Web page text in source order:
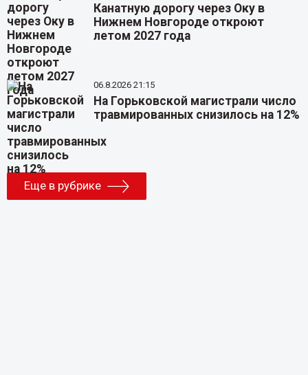
Канатную дорогу через Оку в
Нижнем Новгороде откроют
летом 2027 года
06.8.2026 21:15
На Горьковской магистрали число
травмированных снизилось на 12%
Еще в рубрике